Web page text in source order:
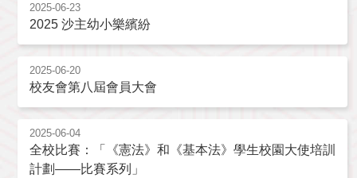
2025-06-23
2025 沙主幼小樂繽紛
2025-06-20
校友會第八屆會員大會
2025-06-04
全校比賽：「《憲法》和《基本法》學生校園大使培訓
計劃——比賽系列」